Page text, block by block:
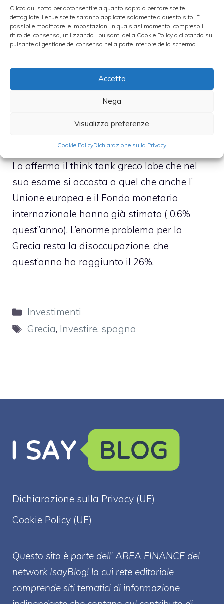
Clicca qui sotto per acconsentire a quanto sopra o per fare scelte
dettagliate. Le tue scelte saranno applicate solamente a questo sito. È
possibile modificare le impostazioni in qualsiasi momento, compreso il
ritiro del consenso, utilizzando i pulsanti della Cookie Policy o cliccando sul
pulsante di gestione del consenso nella parte inferiore dello schermo.
Accetta
Nega
Visualizza preferenze
Cookie PolicyDichiarazione sulla Privacy
consecutivo, ma dopo sei anni l’occupazione
è tornata nuovamente a crescere di +0,4% su
base annuale, cosa che non accadeva da
In Grecia, nel 2014 l’economia dovrebbe far
registrare la prima variazione positiva dopo
settore turistico e dai consumi delle famiglie.
Lo afferma il think tank greco Iobe che nel
suo esame si accosta a quel che anche l’
Unione europea e il Fondo monetario
internazionale hanno già stimato ( 0,6%
quest’’anno). L’enorme problema per la
Grecia resta la disoccupazione, che
quest’anno ha raggiunto il 26%.
Categorie
Investimenti
Tag
Grecia, Investire, spagna
Dichiarazione sulla Privacy (UE)
Cookie Policy (UE)
Questo sito è parte dell' AREA FINANCE del
network IsayBlog! la cui rete editoriale
comprende siti tematici di informazione